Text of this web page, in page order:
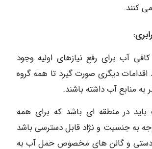
کنند.
آب برای رفع نیازهای اولیه وجود
اقدامات دیگری صورت گیرد تا همه گروه
به منابع آب داشته باشند.
باید در منطقه ای باشد که برای همه
به جنسیت و نژاد قابل دسترسی باشد
دستی و گالن های مخصوص حمل آب به